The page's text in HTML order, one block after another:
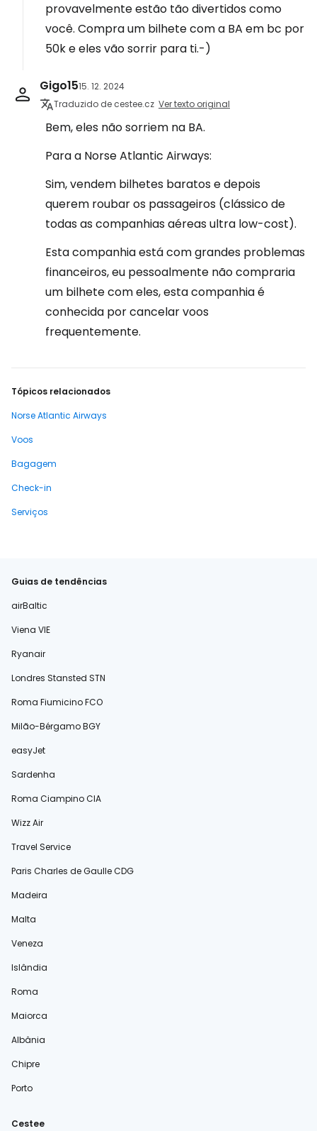
provavelmente estão tão divertidos como
você. Compra um bilhete com a BA em bc por
50k e eles vão sorrir para ti.-)
Gigo1515. 12. 2024
Traduzido de cestee.cz Ver texto original
Bem, eles não sorriem na BA.
Para a Norse Atlantic Airways:
Sim, vendem bilhetes baratos e depois
querem roubar os passageiros (clássico de
todas as companhias aéreas ultra low-cost).
Esta companhia está com grandes problemas
financeiros, eu pessoalmente não compraria
um bilhete com eles, esta companhia é
conhecida por cancelar voos
frequentemente.
Tópicos relacionados
Norse Atlantic Airways
Voos
Bagagem
Check-in
Serviços
Guias de tendências
airBaltic
Viena VIE
Ryanair
Londres Stansted STN
Roma Fiumicino FCO
Milão-Bérgamo BGY
easyJet
Sardenha
Roma Ciampino CIA
Wizz Air
Travel Service
Paris Charles de Gaulle CDG
Madeira
Malta
Veneza
Islândia
Roma
Maiorca
Albânia
Chipre
Porto
Cestee